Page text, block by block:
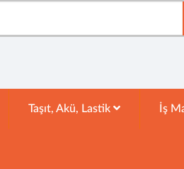
Taşıt, Akü, Lastik İş